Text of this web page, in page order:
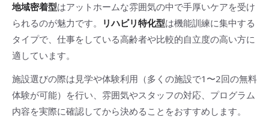
地域密着型はアットホームな雰囲気の中で手厚いケアを受け
られるのが魅力です。
リハビリ特化型は機能訓練に集中する
タイプで、仕事をしている高齢者や比較的自立度の高い方に
適しています。
施設選びの際は見学や体験利用（多くの施設で1〜2回の無料
体験が可能）を行い、雰囲気やスタッフの対応、プログラム
内容を実際に確認してから決めることをおすすめします。